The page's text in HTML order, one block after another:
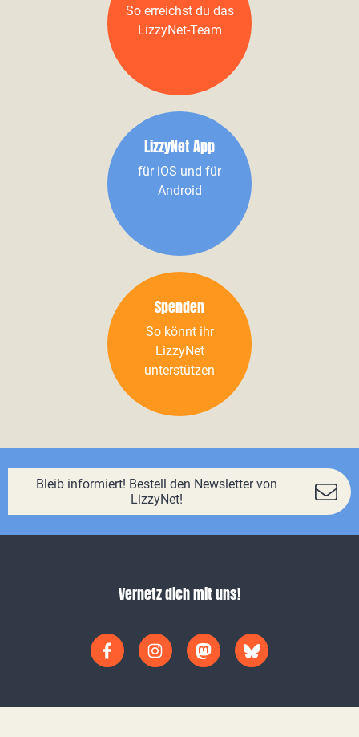
So erreichst du das
LizzyNet-Team
LizzyNet App
für iOS und für
Android
Spenden
So könnt ihr
LizzyNet
unterstützen
Bleib informiert! Bestell den Newsletter von
LizzyNet!
Vernetz dich mit uns!